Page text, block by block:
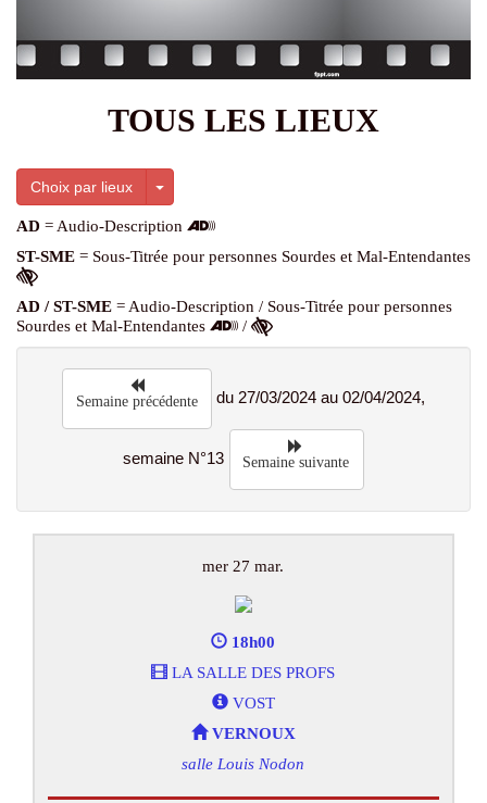
TOUS LES LIEUX
Choix par lieux Toggle Dropdown
AD = Audio-Description
ST-SME = Sous-Titrée pour personnes Sourdes et Mal-Entendantes
AD / ST-SME = Audio-Description / Sous-Titrée pour personnes
Sourdes et Mal-Entendantes
/
Semaine précédente du 27/03/2024 au 02/04/2024,
semaine N°13 Semaine suivante
mer 27 mar.
18h00
LA SALLE DES PROFS
VOST
VERNOUX
salle Louis Nodon